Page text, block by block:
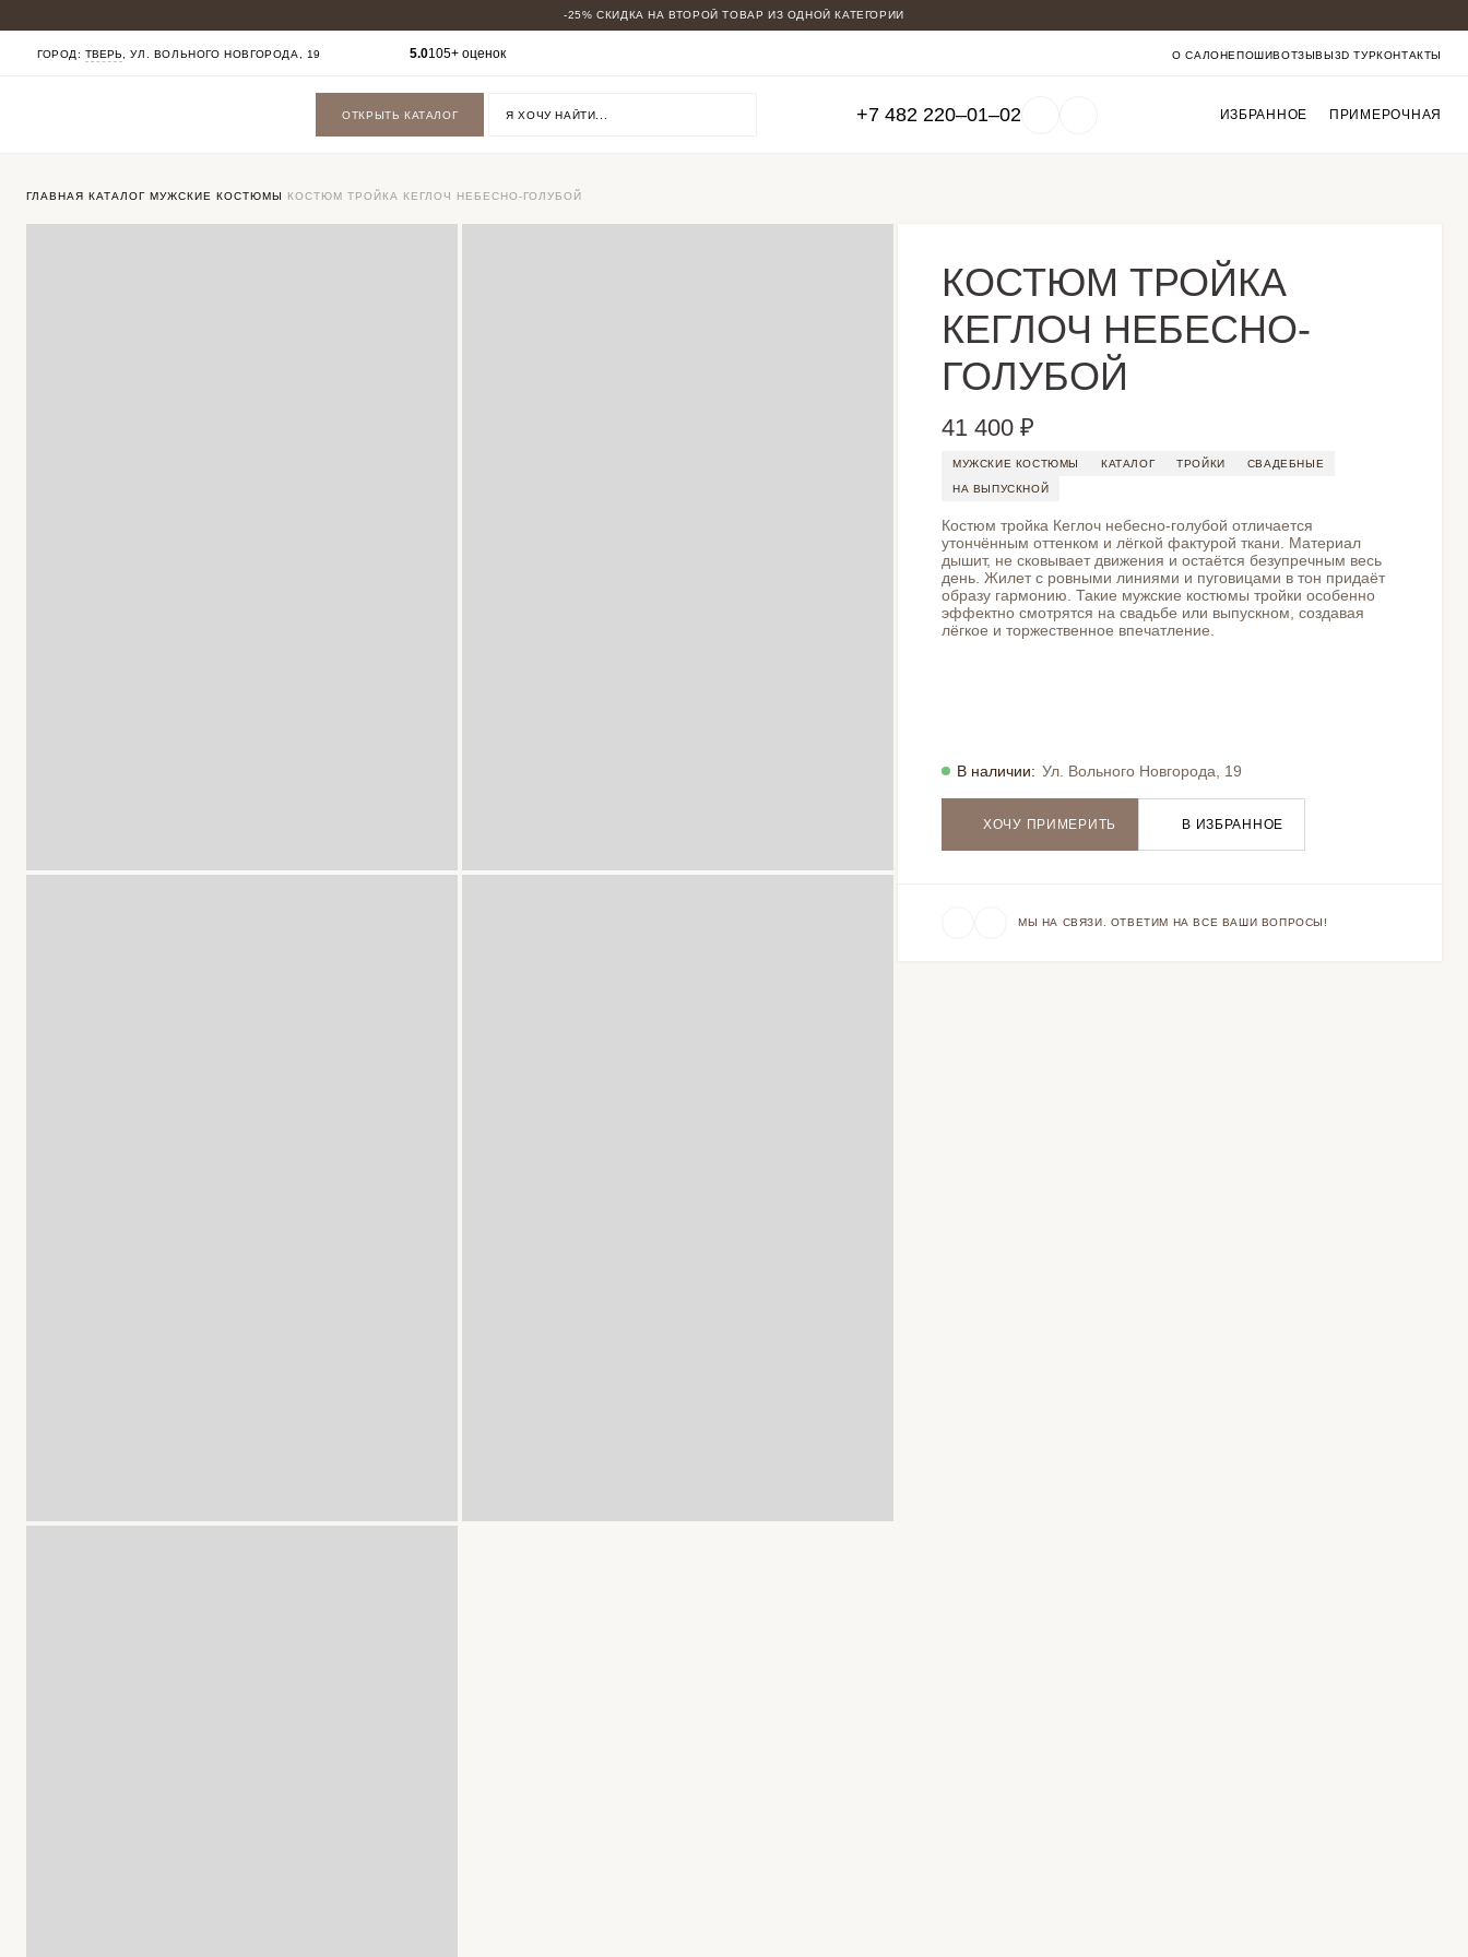
-25% СКИДКА НА ВТОРОЙ ТОВАР ИЗ ОДНОЙ КАТЕГОРИИ
ГОРОД: ТВЕРЬ , УЛ. ВОЛЬНОГО НОВГОРОДА, 19 5.0105+ оценок О САЛОНЕПОШИВОТЗЫВЫ3D ТУРКОНТАКТЫ
ОТКРЫТЬ КАТАЛОГ +7 482 220‒01‒02 ИЗБРАННОЕ ПРИМЕРОЧНАЯ
ГЛАВНАЯ КАТАЛОГ МУЖСКИЕ КОСТЮМЫ КОСТЮМ ТРОЙКА КЕГЛОЧ НЕБЕСНО-ГОЛУБОЙ
КОСТЮМ ТРОЙКА
КЕГЛОЧ НЕБЕСНО-
ГОЛУБОЙ
41 400 ₽
МУЖСКИЕ КОСТЮМЫ КАТАЛОГ ТРОЙКИ СВАДЕБНЫЕ
НА ВЫПУСКНОЙ
Костюм тройка Кеглоч небесно-голубой отличается
утончённым оттенком и лёгкой фактурой ткани. Материал
дышит, не сковывает движения и остаётся безупречным весь
день. Жилет с ровными линиями и пуговицами в тон придаёт
образу гармонию. Такие мужские костюмы тройки особенно
эффектно смотрятся на свадьбе или выпускном, создавая
лёгкое и торжественное впечатление.
В наличии: Ул. Вольного Новгорода, 19
ХОЧУ ПРИМЕРИТЬ В ИЗБРАННОЕ
МЫ НА СВЯЗИ. ОТВЕТИМ НА ВСЕ ВАШИ ВОПРОСЫ!
КАТАЛОГ
МУЖСКИЕ КОСТЮМЫ
ГАЛСТУКИ БАБОЧКИ
СМОКИНГИ